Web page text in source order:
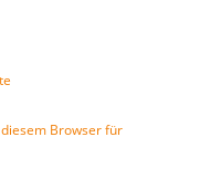
Browser für